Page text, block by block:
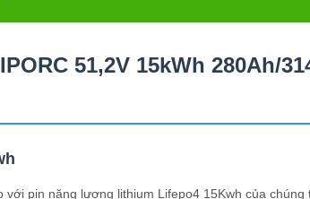
51,2V 15kWh 280Ah/
pin năng lượng lithium Lifepo4 15Kwh của